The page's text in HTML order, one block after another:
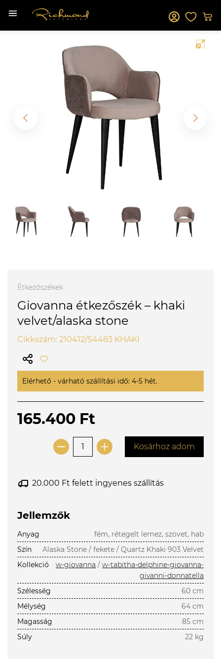
Étkezőszékek
Giovanna étkezőszék – khaki
velvet/alaska stone
Cikkszám: 210412/S4483 KHAKI
Elérhető - várható szállítási idő: 4-5 hét.
165.400 Ft
Kosárhoz adom
20.000 Ft felett ingyenes szállítás
Jellemzők
Anyag
fém, rétegelt lemez, szövet, hab
Szín
Alaska Stone / fekete / Quartz Khaki 903 Velvet
Kollekció
w-giovanna / w-tabitha-delphine-giovanna-
givanni-donnatella
Szélesség
60 cm
Mélység
64 cm
Magasság
85 cm
Súly
22 kg